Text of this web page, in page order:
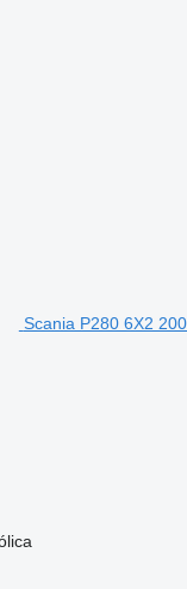
Scania P280 6X2